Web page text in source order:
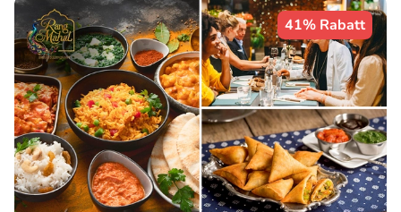
41% Rabatt